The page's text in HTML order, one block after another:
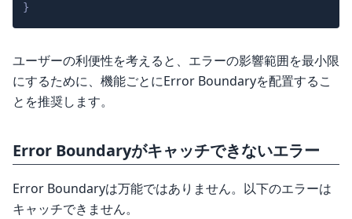
}
ユーザーの利便性を考えると、エラーの影響範囲を最小限
にするために、機能ごとにError Boundaryを配置するこ
とを推奨します。
Error Boundaryがキャッチできないエラー
Error Boundaryは万能ではありません。以下のエラーは
キャッチできません。